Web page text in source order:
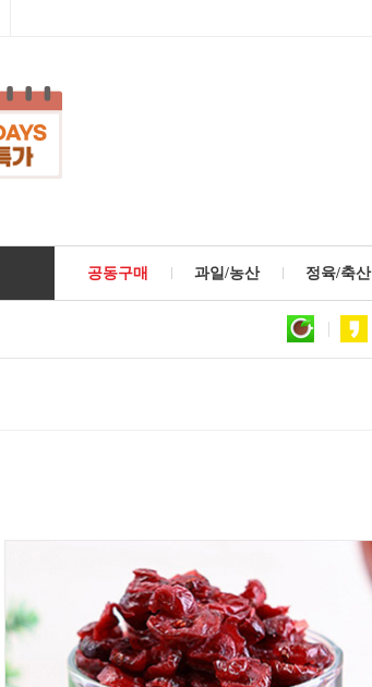
공동구매 과일/농산 정육/축산